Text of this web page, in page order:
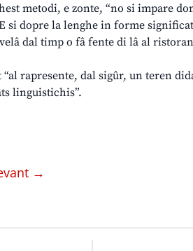
metodi, e zonte, “no si impare
si dopre la lenghe in forme
dal timp o fâ fente di lâ al
rapresente, dal sigûr, un teren
linguistichis”.
→